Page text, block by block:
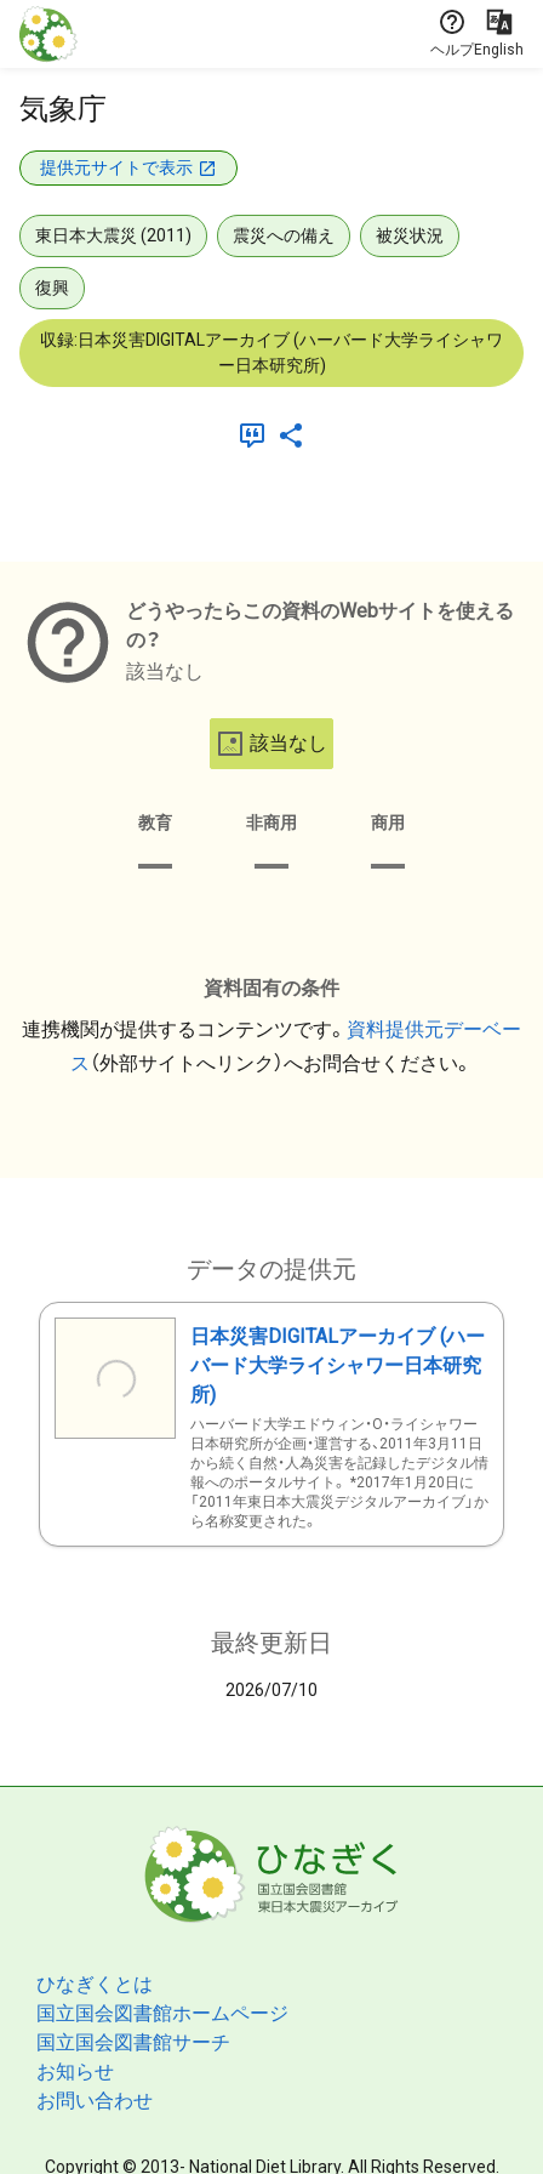
本文に飛ぶ
ヘルプEnglish
気象庁
提供元サイトで表示
東日本大震災 (2011) 震災への備え 被災状況
復興
収録:日本災害DIGITALアーカイブ (ハーバード大学ライシャワ
ー日本研究所)
どうやったらこの資料のWebサイトを使える
の？
該当なし
該当なし
教育 非商用 商用
資料固有の条件
連携機関が提供するコンテンツです。 資料提供元デーベー
ス （外部サイトへリンク）へお問合せください。
データの提供元
日本災害DIGITALアーカイブ (ハー
バード大学ライシャワー日本研究
所)
ハーバード大学エドウィン・O・ライシャワー
日本研究所が企画・運営する、2011年3月11日
から続く自然・人為災害を記録したデジタル情
報へのポータルサイト。 *2017年1月20日に
「2011年東日本大震災デジタルアーカイブ」か
ら名称変更された。
最終更新日
2026/07/10
ひなぎくとは
国立国会図書館ホームページ
国立国会図書館サーチ
お知らせ
お問い合わせ
Copyright © 2013- National Diet Library. All Rights Reserved.